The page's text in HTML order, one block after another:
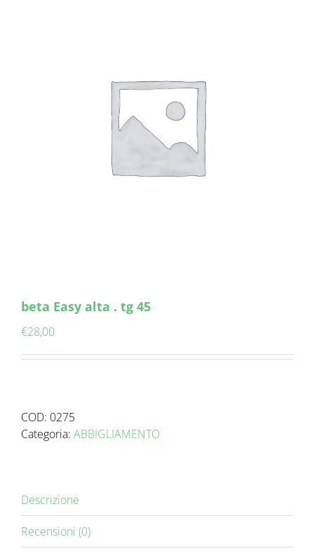
beta Easy alta . tg 45
€28,00
COD: 0275
Categoria: ABBIGLIAMENTO
Descrizione
Recensioni (0)